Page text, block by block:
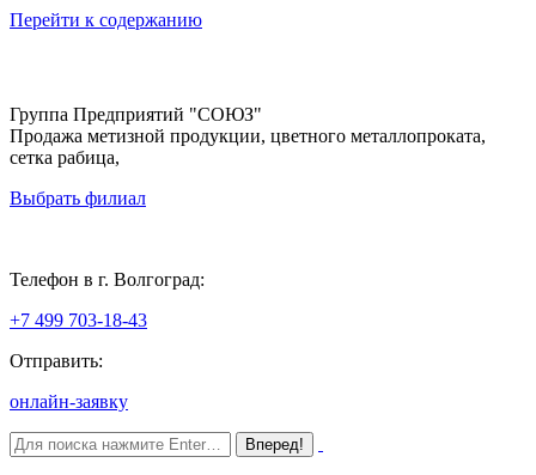
Перейти к содержанию
Группа Предприятий "СОЮЗ"
Продажа метизной продукции, цветного металлопроката,
сетка рабица,
Выбрать филиал
Телефон в г. Волгоград:
+7 499 703-18-43
Отправить:
онлайн-заявку